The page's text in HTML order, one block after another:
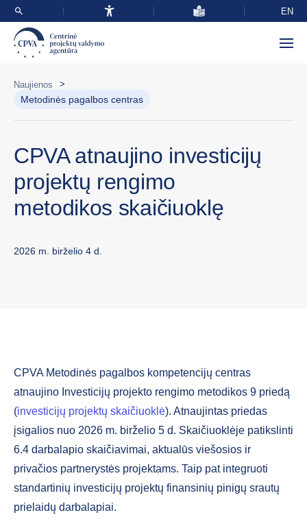
EN
Naujienos >
Metodinės pagalbos centras
CPVA atnaujino investicijų
projektų rengimo
metodikos skaičiuoklę
2026 m. birželio 4 d.
CPVA Metodinės pagalbos kompetencijų centras
atnaujino Investicijų projekto rengimo metodikos 9 priedą
(investicijų projektų skaičiuoklė). Atnaujintas priedas
įsigalios nuo 2026 m. birželio 5 d. Skaičiuoklėje patikslinti
6.4 darbalapio skaičiavimai, aktualūs viešosios ir
privačios partnerystės projektams. Taip pat integruoti
standartinių investicijų projektų finansinių pinigų srautų
prielaidų darbalapiai.